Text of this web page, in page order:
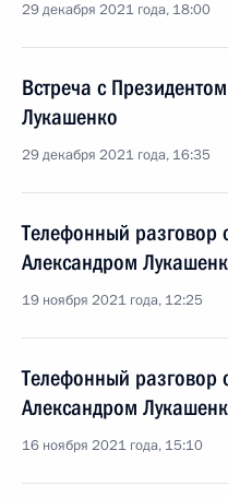
29 декабря 2021 года, 18:00
Встреча с
Лукашенко
29 декабря 2021 года, 16:35
Телефонный разговор
Александром
19 ноября 2021 года, 12:25
Телефонный разговор
Александром
16 ноября 2021 года, 15:10